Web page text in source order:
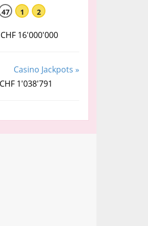
47 1 2
16'000'000
Casino Jackpots »
1'038'791